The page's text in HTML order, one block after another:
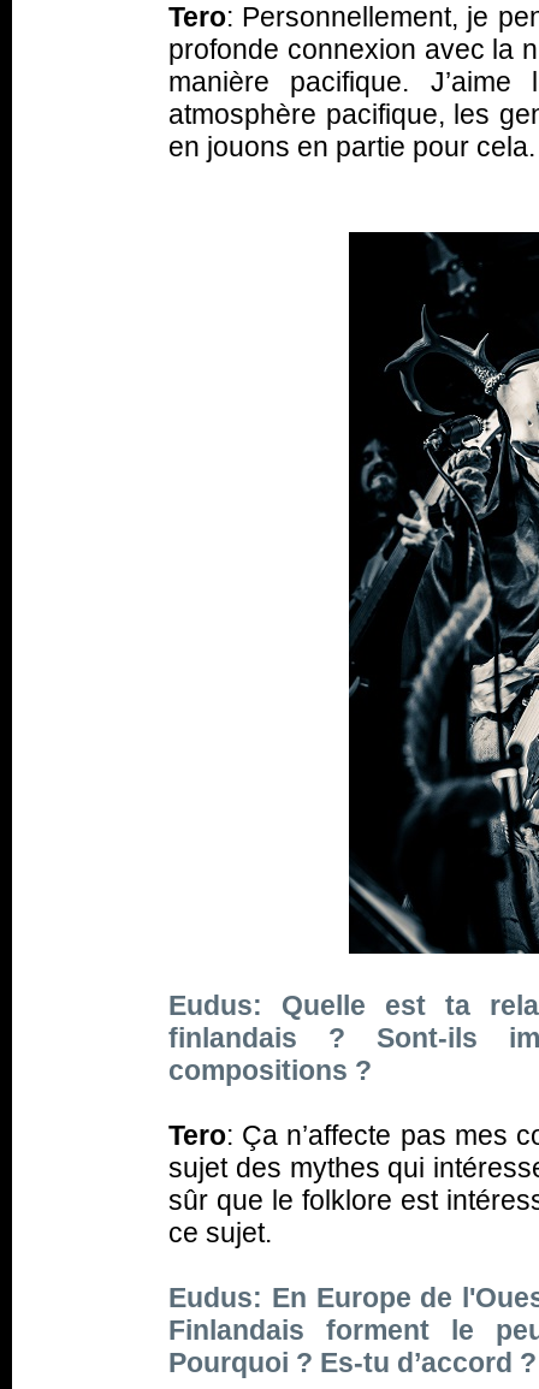
Tero: Personnellement, je
profonde connexion avec la
manière pacifique.
atmosphère pacifique, les
en jouons en partie pour cela.
Eudus: Quelle est ta
finlandais ? Sont-ils
compositions ?
Tero: Ça n’affecte pas mes
sujet des mythes qui
sûr que le folklore est
ce sujet.
Eudus: En Europe de
Finlandais forment le
Pourquoi ? Es-tu d’accord ?